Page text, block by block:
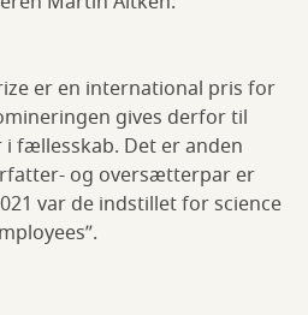
er en international pris for
gives derfor til
fællesskab. Det er anden
og oversætterpar er
var de indstillet for science